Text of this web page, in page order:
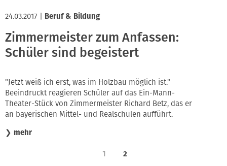
24.03.2017 Beruf & Bildung
Zimmermeister zum Anfassen:
Schüler sind begeistert
"Jetzt weiß ich erst, was im Holzbau möglich ist."
Beeindruckt reagieren Schüler auf das Ein-Mann-
Theater-Stück von Zimmermeister Richard Betz, das er
an bayerischen Mittel- und Realschulen aufführt.
❯ mehr
1 2